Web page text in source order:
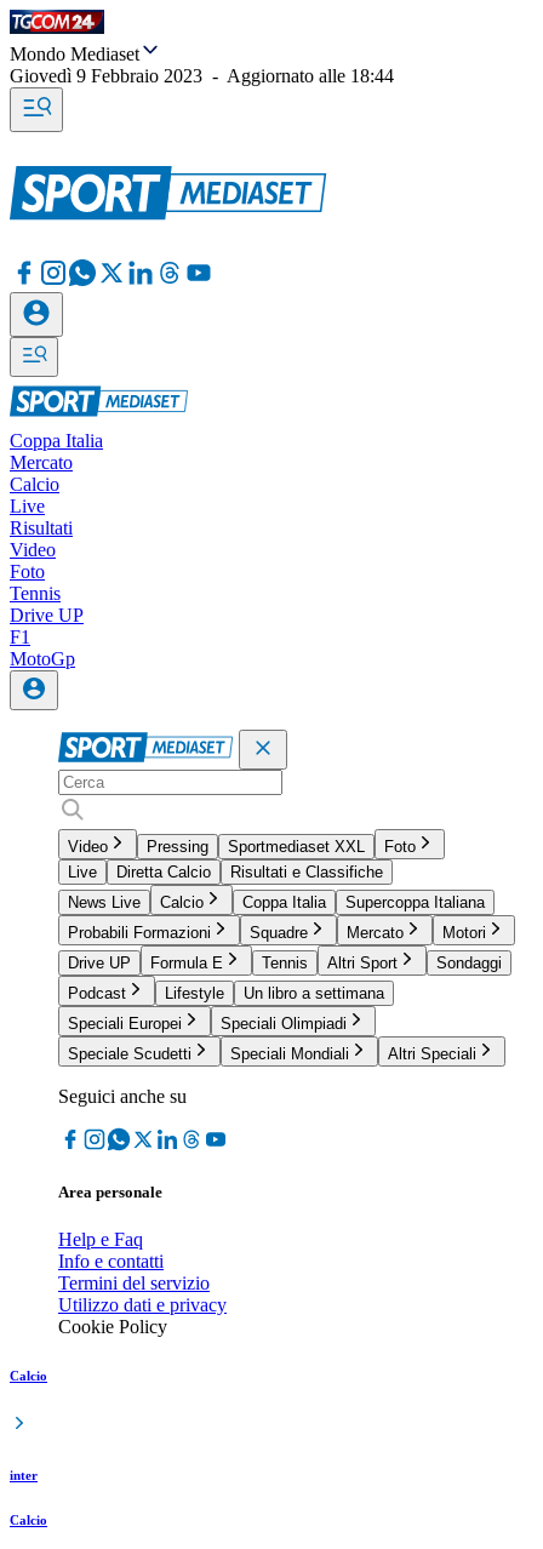
Mondo Mediaset
Giovedì 9 Febbraio 2023 - Aggiornato alle 18:44
Coppa Italia
Mercato
Calcio
Live
Risultati
Video
Foto
Tennis
Drive UP
F1
MotoGp
Video Pressing Sportmediaset XXL
Foto
Live
Diretta Calcio
Risultati e Classifiche
News Live
Calcio Coppa Italia
Supercoppa Italiana
Probabili Formazioni
Squadre Mercato
Motori
Drive UP
Formula E Tennis Altri Sport
Sondaggi
Podcast
Lifestyle
Un libro a settimana
Speciali Europei
Speciali Olimpiadi
Speciale Scudetti
Speciali Mondiali Altri Speciali
Seguici anche su
Area personale
Help e Faq
Info e contatti
Termini del servizio
Utilizzo dati e privacy
Cookie Policy
Calcio
inter
Calcio